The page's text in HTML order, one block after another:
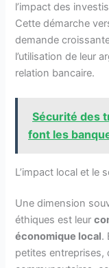
l’impact des
Cette démarche
demande
l’utilisation de leur
relation bancaire.
Sécurité des
font les
L’impact local et le
Une dimension
éthiques est leur
économique local.
petites entreprises,